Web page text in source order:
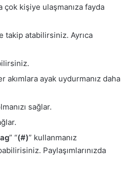
kişiye ulaşmanıza fayda
takip atabilirsiniz. Ayrıca
ayak uydurmanız daha
sağlar.
” “(#)” kullanmanız
Paylaşımlarınızda